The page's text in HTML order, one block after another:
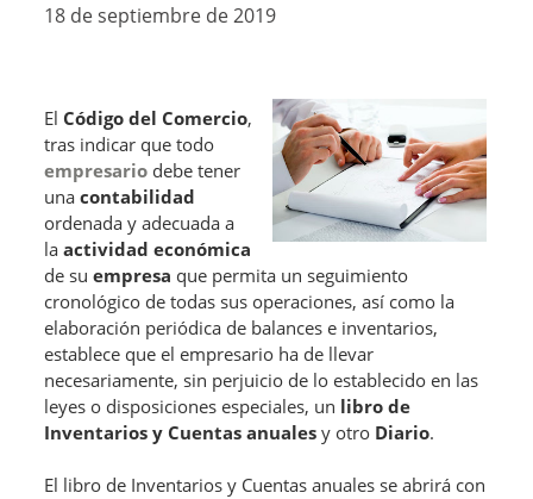
18 de septiembre de 2019
El Código del Comercio,
tras indicar que todo
empresario debe tener
unacontabilidad
ordenada y adecuada a
laactividad económica
de suempresa que permita un seguimiento
cronológico de todas sus operaciones, así como la
elaboración periódica de balances e inventarios,
establece que el empresario ha de llevar
necesariamente, sin perjuicio de lo establecido en las
leyes o disposiciones especiales, un libro de
Inventarios y Cuentas anuales y otro Diario.
El libro de Inventarios y Cuentas anuales se abrirá con